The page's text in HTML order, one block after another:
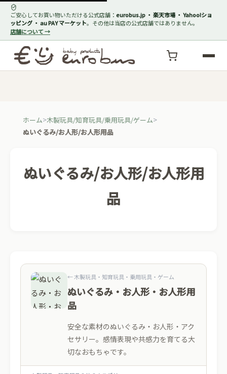
ご安心してお買い物いただける公式店舗： eurobus.jp ・ 楽天市場 ・ Yahoo!ショ
ッピング ・ au PAY マーケット。その他は当店の公式店舗ではありません。
店舗について →
ホーム 木製玩具/知育玩具/乗用玩具/ゲーム
ぬいぐるみ/お人形/お人形用品
ぬいぐるみ/お人形/お人形用
品
← 木製玩具・知育玩具・乗用玩具・ゲーム
ぬいぐるみ・お人形・お人形用
品
安全な素材のぬいぐるみ・お人形・アク
セサリー。感情表現や共感力を育てる大
切なおもちゃです。